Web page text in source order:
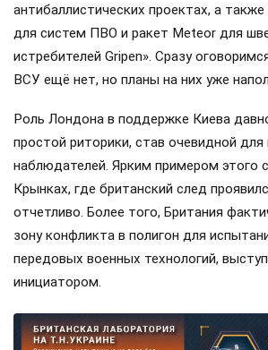
антибаллистических проектах, а
для систем ПВО и ракет Meteor для
истребителей Gripen». Сразу
ВСУ ещё нет, но планы на них уже
Роль Лондона в поддержке Киева
простой риторики, став очевидной для
наблюдателей. Ярким примером этого
Крынках, где британский след
отчетливо. Более того, Британия
зону конфликта в полигон для
передовых военных технологий,
инициатором.